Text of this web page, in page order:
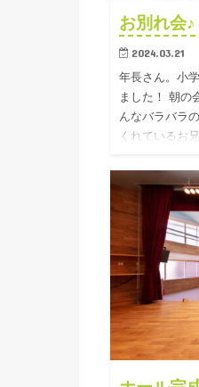
お別れ会♪
2024.03.21
年長さん。小
ました！ 朝の
んなバラバラ
くれているお